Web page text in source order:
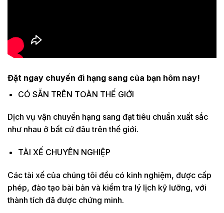
Đặt ngay chuyến đi hạng sang của bạn hôm nay!
CÓ SẴN TRÊN TOÀN THẾ GIỚI
Dịch vụ vận chuyển hạng sang đạt tiêu chuẩn xuất sắc
như nhau ở bất cứ đâu trên thế giới.
TÀI XẾ CHUYÊN NGHIỆP
Các tài xế của chúng tôi đều có kinh nghiệm, được cấp
phép, đào tạo bài bản và kiểm tra lý lịch kỹ lưỡng, với
thành tích đã được chứng minh.